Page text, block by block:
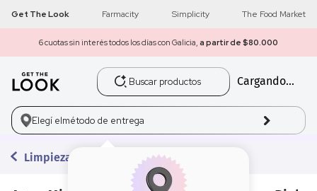
Get The Look Farmacity Simplicity The Food Market
6 cuotas sin interés todos los días con Galicia, a partir de $80.000
Buscar productos
Cargando...
Elegí elmétodo de entrega
Limpieza
1 get the look
2 máscara pestañas
3.